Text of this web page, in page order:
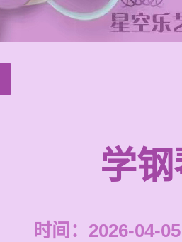
学
时间：2026-04-